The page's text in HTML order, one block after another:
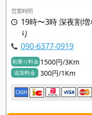
営業時間
19時〜3時 深夜割
り
090-6377-0919
初乗り料金 1500円/3Km
追加料金 300円/1Km
CASH